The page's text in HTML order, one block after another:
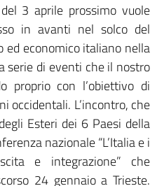
3 aprile prossimo vuole
in avanti nel solco del
economico italiano nella
serie di eventi che il nostro
proprio con l’obiettivo di
occidentali. L’incontro, che
Esteri dei 6 Paesi della
nazionale “L’Italia e i
e integrazione” che
24 gennaio a Trieste.